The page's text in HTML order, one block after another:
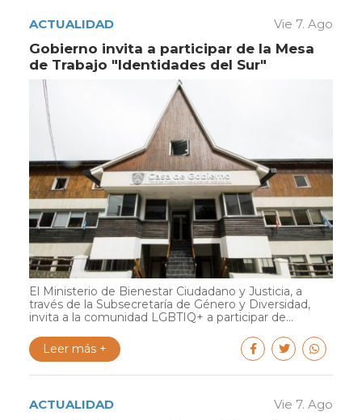
ACTUALIDAD Vie 7. Ago
Gobierno invita a participar de la Mesa
de Trabajo "Identidades del Sur"
El Ministerio de Bienestar Ciudadano y Justicia, a
través de la Subsecretaría de Género y Diversidad,
invita a la comunidad LGBTIQ+ a participar de...
Leer más +
ACTUALIDAD Vie 7. Ago